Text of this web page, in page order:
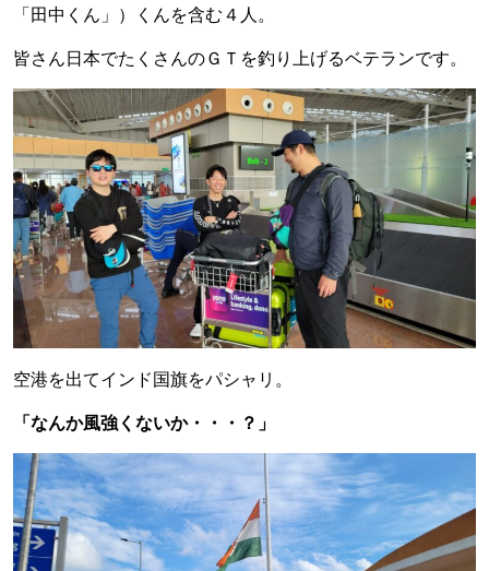
「田中くん」）くんを含む４人。
皆さん日本でたくさんのＧＴを釣り上げるベテランです。
空港を出てインド国旗をパシャリ。
「なんか風強くないか・・・？」